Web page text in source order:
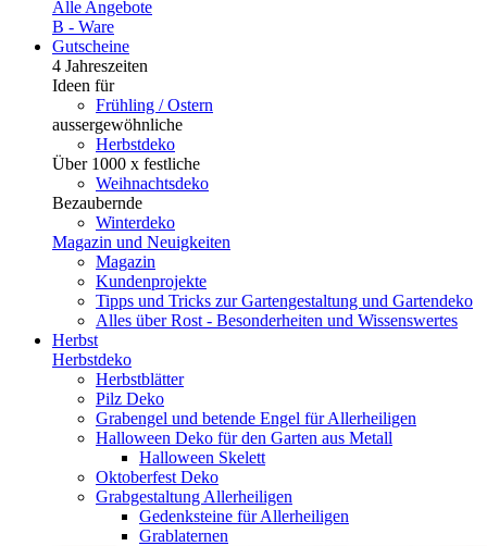
Alle Angebote
B - Ware
Gutscheine
4 Jahreszeiten
Ideen für
Frühling / Ostern
aussergewöhnliche
Herbstdeko
Über 1000 x festliche
Weihnachtsdeko
Bezaubernde
Winterdeko
Magazin und Neuigkeiten
Magazin
Kundenprojekte
Tipps und Tricks zur Gartengestaltung und Gartendeko
Alles über Rost - Besonderheiten und Wissenswertes
Herbst
Herbstdeko
Herbstblätter
Pilz Deko
Grabengel und betende Engel für Allerheiligen
Halloween Deko für den Garten aus Metall
Halloween Skelett
Oktoberfest Deko
Grabgestaltung Allerheiligen
Gedenksteine für Allerheiligen
Grablaternen